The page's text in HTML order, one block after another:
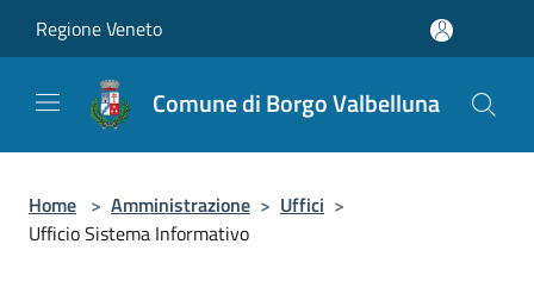
Regione Veneto
Comune di Borgo Valbelluna
Home > Amministrazione > Uffici >
Ufficio Sistema Informativo